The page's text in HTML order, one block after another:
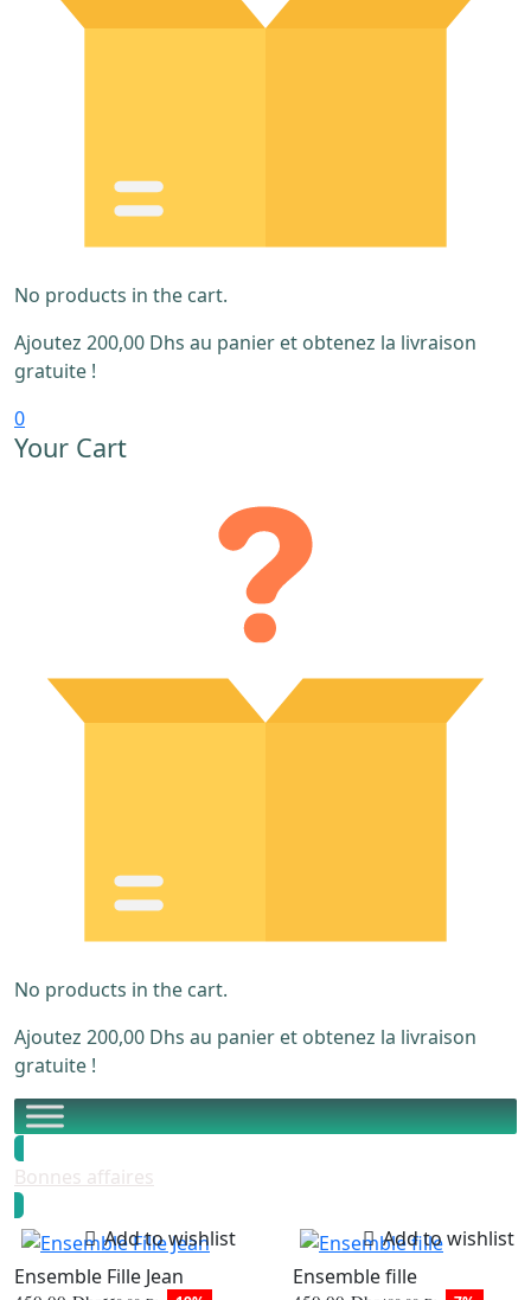
No products in the cart.
Ajoutez 200,00 Dhs au panier et obtenez la livraison
gratuite !
0
Your Cart
No products in the cart.
Ajoutez 200,00 Dhs au panier et obtenez la livraison
gratuite !
Bonnes affaires
Add to wishlist
Ensemble Fille Jean
Add to wishlist
Ensemble fille